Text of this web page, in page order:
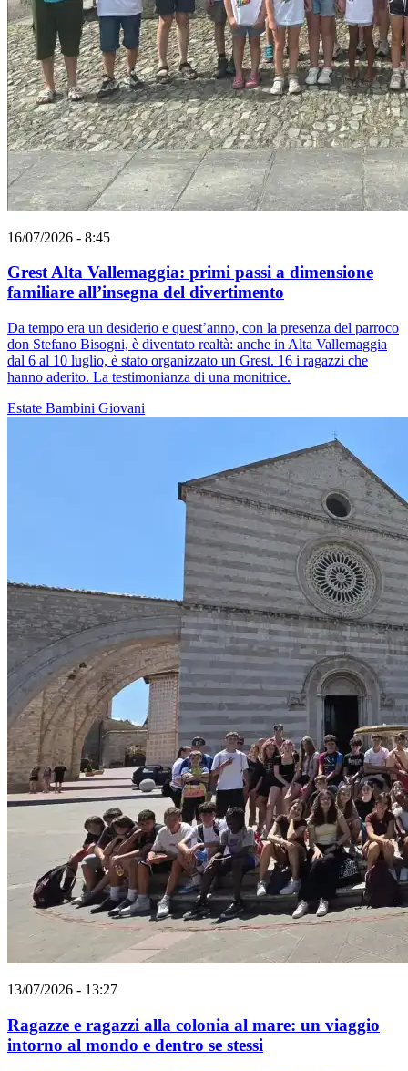
16/07/2026 - 8:45
Grest Alta Vallemaggia: primi passi a dimensione
familiare all’insegna del divertimento
Da tempo era un desiderio e quest’anno, con la presenza del parroco
don Stefano Bisogni, è diventato realtà: anche in Alta Vallemaggia
dal 6 al 10 luglio, è stato organizzato un Grest. 16 i ragazzi che
hanno aderito. La testimonianza di una monitrice.
Estate Bambini Giovani
13/07/2026 - 13:27
Ragazze e ragazzi alla colonia al mare: un viaggio
intorno al mondo e dentro se stessi